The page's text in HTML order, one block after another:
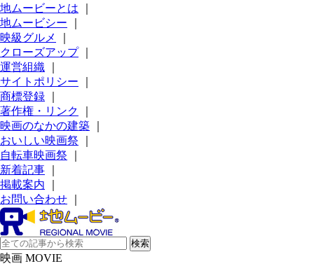
地ムービーとは
地ムービシー
映級グルメ
クローズアップ｜
運営組織
サイトポリシー
商標登録
著作権・リンク
映画のなかの建築
おいしい映画祭
自転車映画祭
新着記事
掲載案内
お問い合わせ
映画 MOVIE